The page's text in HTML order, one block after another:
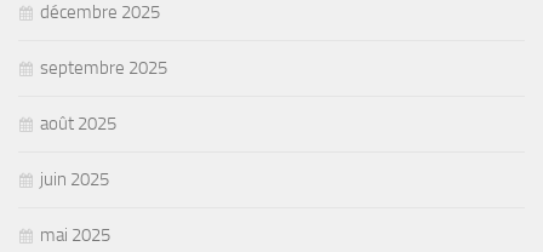
décembre 2025
septembre 2025
août 2025
juin 2025
mai 2025